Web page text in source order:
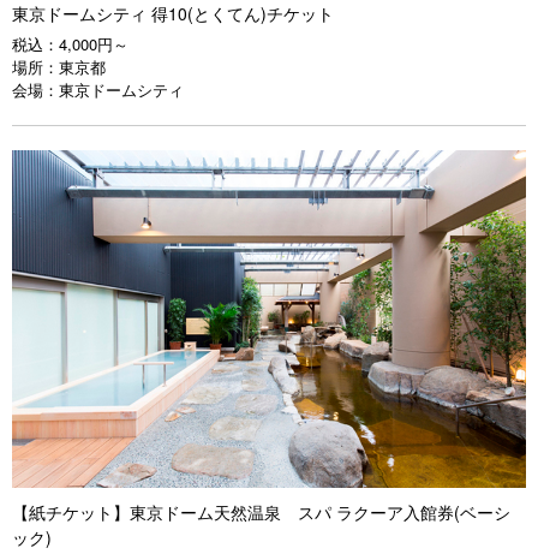
東京ドームシティ 得10(とくてん)チケット
税込： 4,000円～
場所： 東京都
会場： 東京ドームシティ
【紙チケット】東京ドーム天然温泉 スパ ラクーア入館券(ベーシ
ック)